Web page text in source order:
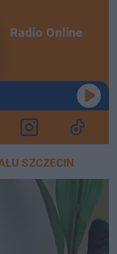
Radio Online
SZCZECIN